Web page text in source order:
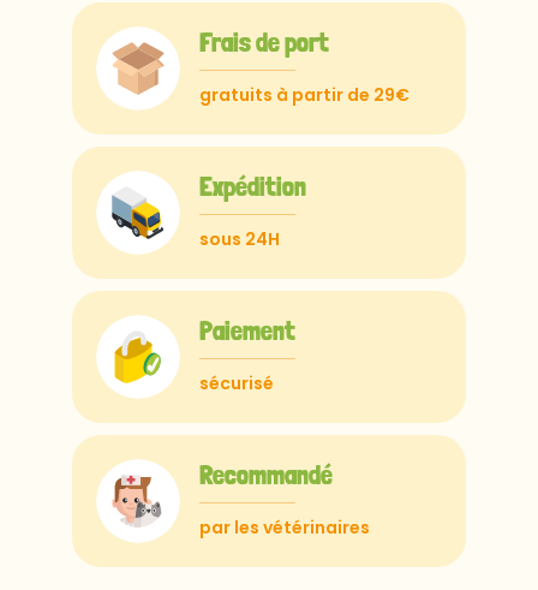
Frais de port
gratuits à partir de 29€
Expédition
sous 24H
Paiement
sécurisé
Recommandé
par les vétérinaires